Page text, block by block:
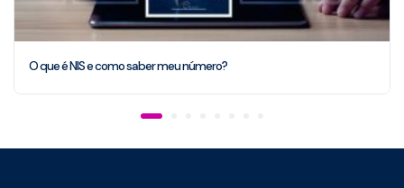
O que é NIS e como saber meu número?